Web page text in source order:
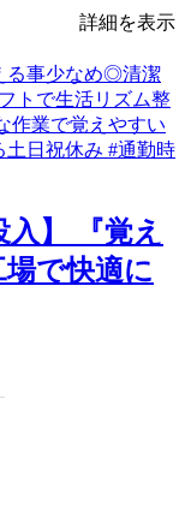
詳細を表示
】 『覚え
で快適に